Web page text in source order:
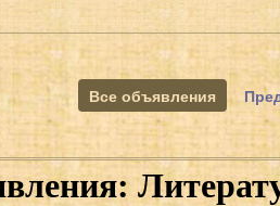
Все объявления